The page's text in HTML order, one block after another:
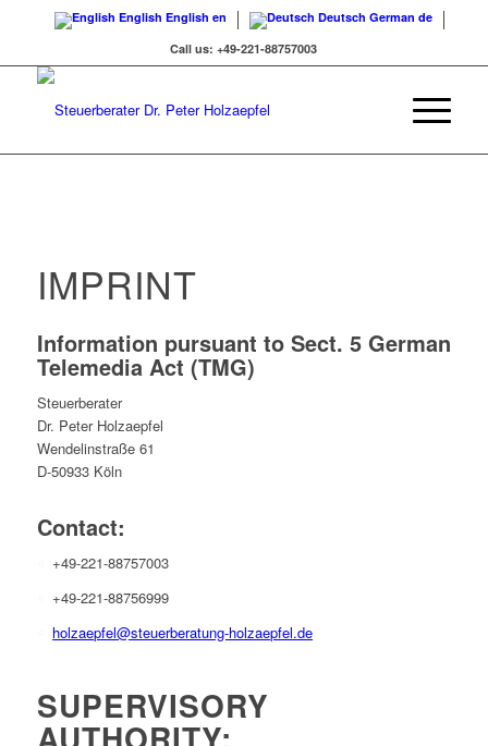
English English en Deutsch German de
Call us: +49-221-88757003
IMPRINT
Information pursuant to Sect. 5 German
Telemedia Act (TMG)
Steuerberater
Dr. Peter Holzaepfel
Wendelinstraße 61
D-50933 Köln
Contact:
+49-221-88757003
+49-221-88756999
holzaepfel@steuerberatung-holzaepfel.de
SUPERVISORY